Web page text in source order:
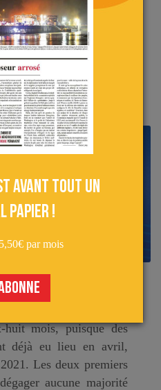
les
en un an
à nouveau appelés
mois, puisque des
déjà eu lieu en avril,
Les deux premiers
aucune majorité
avant tout un
papier !
par mois